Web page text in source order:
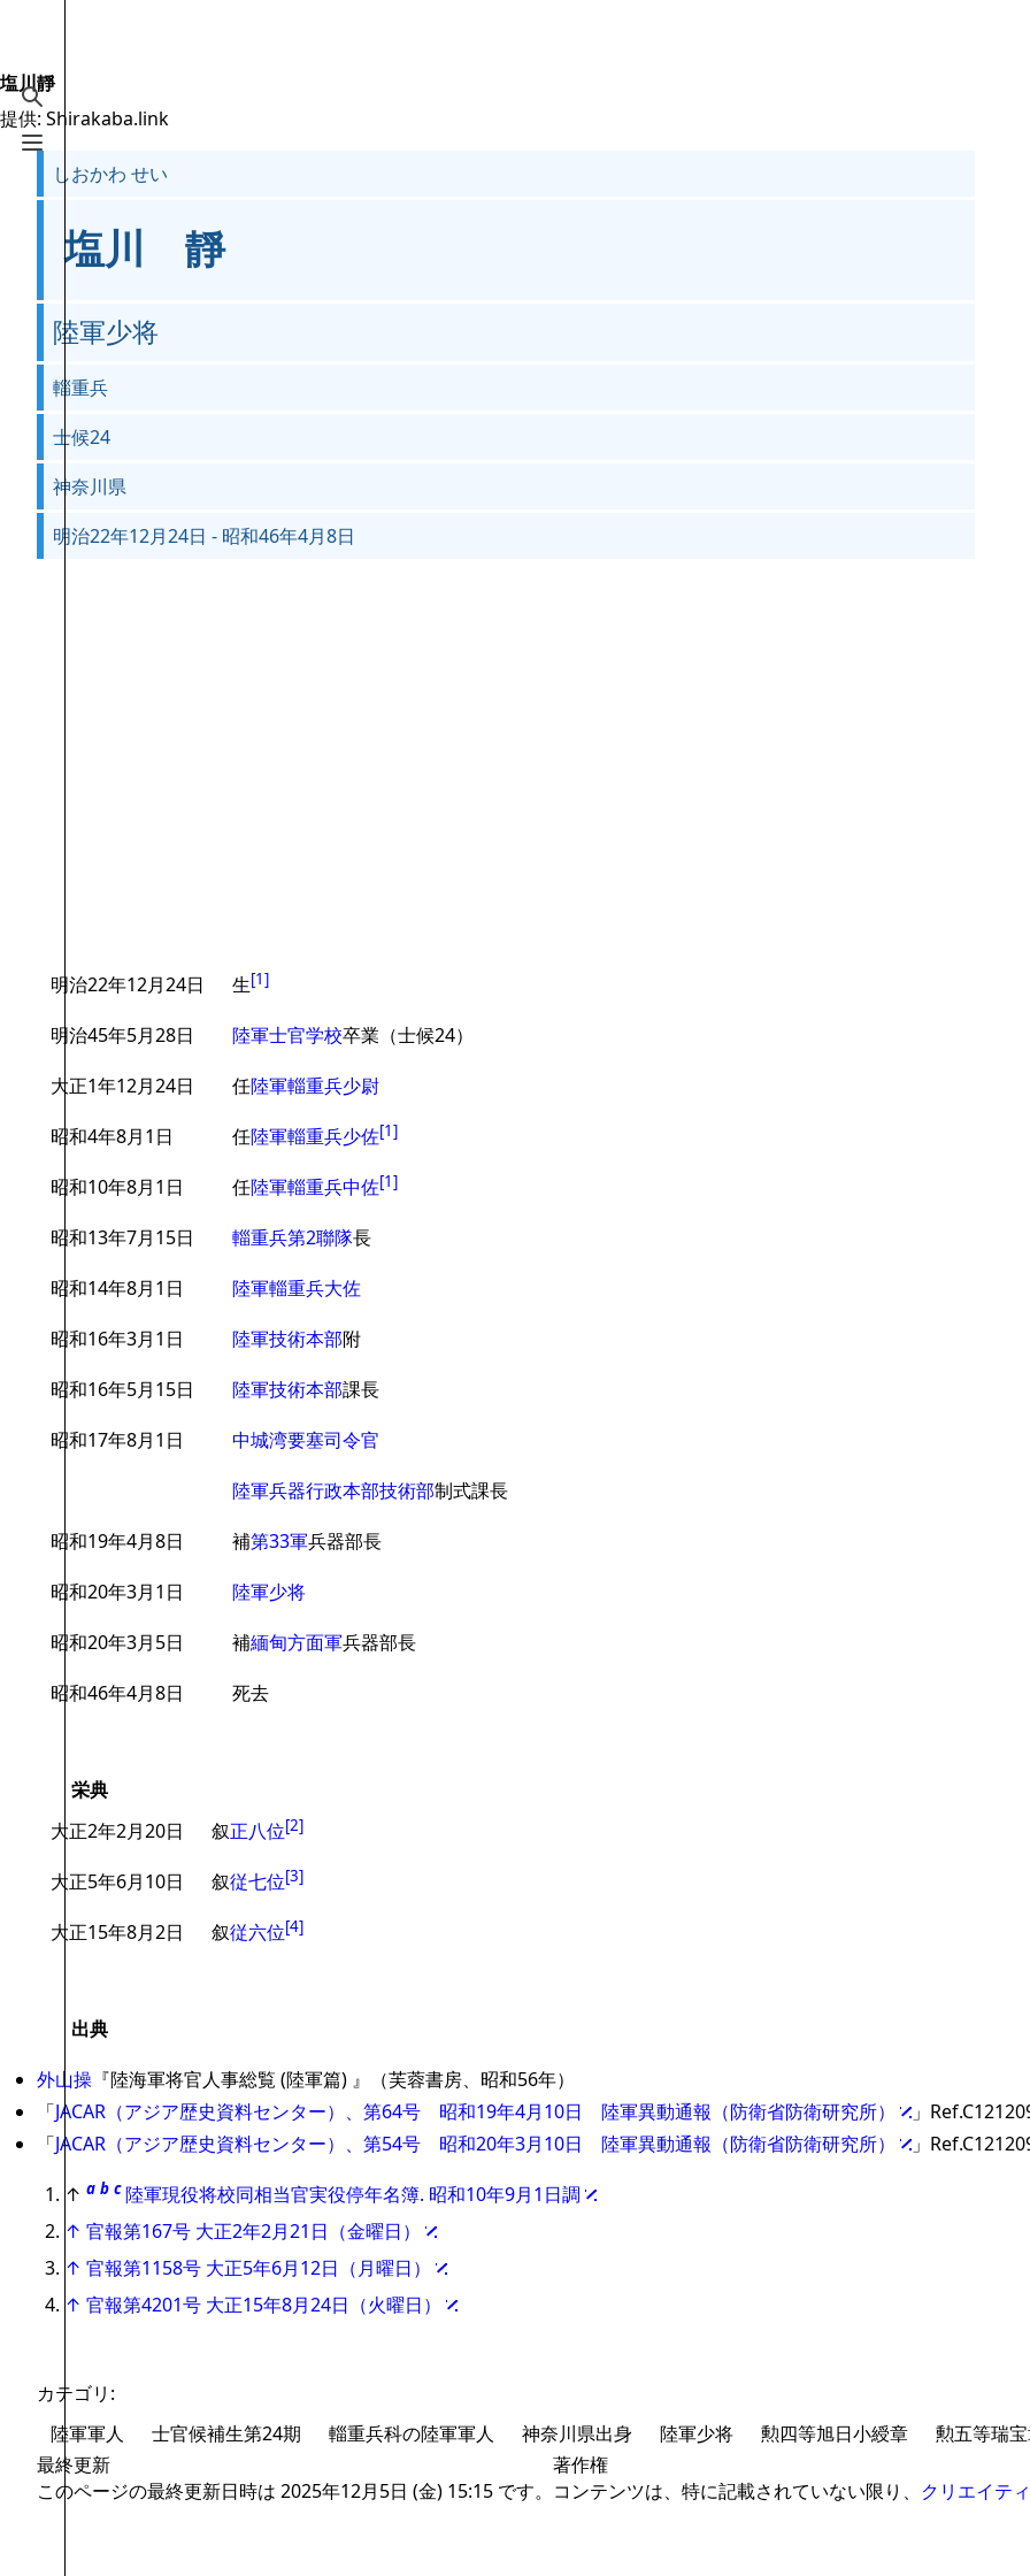
検索を切り替える
メニューを切り替える
メインページ
最近の更新
おまかせ表示
特別ページ
ファイルをアップロード
塩川靜
提供: Shirakaba.link
しおかわ せい
塩川 靜
陸軍少将
輜重兵
士候24
神奈川県
明治22年12月24日 - 昭和46年4月8日
明治22年12月24日 生[1]
明治45年5月28日 陸軍士官学校卒業（士候24）
大正1年12月24日
任陸軍輜重兵少尉
昭和4年8月1日
任陸軍輜重兵少佐[1]
昭和10年8月1日 任陸軍輜重兵中佐[1]
昭和13年7月15日 輜重兵第2聯隊長
昭和14年8月1日
陸軍輜重兵大佐
昭和16年3月1日
陸軍技術本部附
昭和16年5月15日
陸軍技術本部課長
昭和17年8月1日
中城湾要塞司令官
陸軍兵器行政本部技術部制式課長
昭和19年4月8日
補第33軍兵器部長
昭和20年3月1日
陸軍少将
昭和20年3月5日
補緬甸方面軍兵器部長
昭和46年4月8日
死去
栄典
大正2年2月20日
叙正八位[2]
大正5年6月10日 叙従七位[3]
大正15年8月2日 叙従六位[4]
出典
外山操 『陸海軍将官人事総覧 (陸軍篇) 』（芙蓉書房、昭和56年）
「JACAR（アジア歴史資料センター）、第64号 昭和19年4月10日 陸軍異動通報（防衛省防衛研究所）
」
「JACAR（アジア歴史資料センター）、第54号 昭和20年3月10日 陸軍異動通報（防衛省防衛研究所）
」
↑ a b c 陸軍現役将校同相当官実役停年名簿. 昭和10年9月1日調
↑ 官報第167号 大正2年2月21日（金曜日）
↑ 官報第1158号 大正5年6月12日（月曜日）
↑ 官報第4201号 大正15年8月24日（火曜日）
カテゴリ :
陸軍軍人
士官候補生第24期 輜重兵科の陸軍軍人 神奈川県出身 陸軍少将 勲四等旭日小綬章
勲五等瑞
最終更新
このページの最終更新日時は 2025年12月5日 (金) 15:15 です。
著作権
コンテンツは、特に記載されていない限り、 クリエイテ